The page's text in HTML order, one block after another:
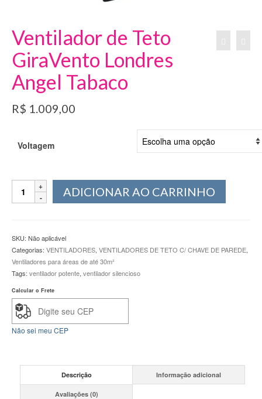
Ventilador de Teto
GiraVento Londres
Angel Tabaco
R$ 1.009,00
Voltagem
Ventilador
Angel
Tabaco
quantidade
ADICIONAR AO CARRINHO
SKU: Não aplicável
Categorias: VENTILADORES, VENTILADORES DE TETO C/ CHAVE DE PAREDE,
Ventiladores para áreas de até 30m²
Tags: ventilador potente, ventilador silencioso
Calcular o Frete
Não sei meu CEP
Descrição Informação adicional
Avaliações (0)